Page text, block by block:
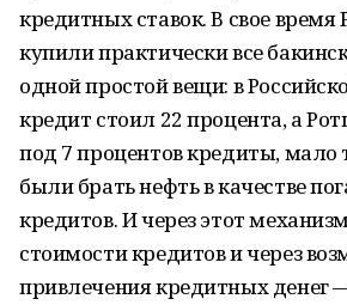
кредитных ставок. В свое
купили практически все
одной простой вещи: в
кредит стоил 22 процента, а
под 7 процентов кредиты, мало
были брать нефть в качестве
кредитов. И через этот
стоимости кредитов и через
привлечения кредитных денег